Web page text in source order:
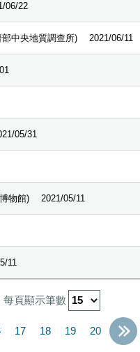
06/22
部中央地質調查所) 2021/06/11
05/31
物館) 2021/05/11
11
每頁顯示筆數
17 18 19 20